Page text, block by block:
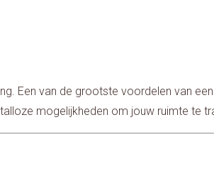
Een van de grootste voordelen van
mogelijkheden om jouw ruimte te